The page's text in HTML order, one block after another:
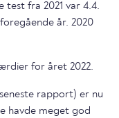
test fra 2021 var 4.4.
år. 2020
for året 2022.
rapport) er nu
havde meget god